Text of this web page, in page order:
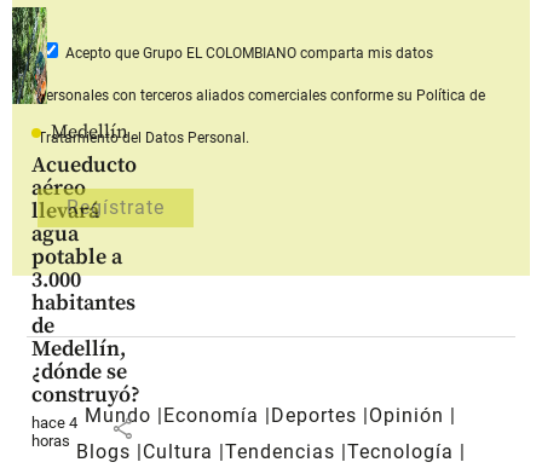
Medellín
Acueducto
aéreo
llevará
agua
potable a
3.000
habitantes
de
Medellín,
¿dónde se
construyó?
hace 4
horas
share
Acepto que Grupo EL COLOMBIANOcomparta mis datos
personales con terceros aliados comerciales conforme su Política de
Tratamiento del Datos Personal.
Mundo Economía Deportes
Opinión
Blogs
Cultura Tendencias Tecnología